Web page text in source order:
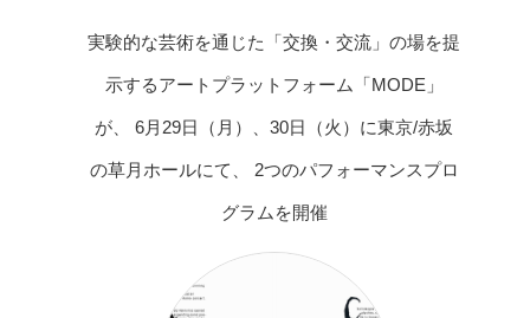
実験的な芸術を通じた「交換・交流」の場を提
示するアートプラットフォーム「MODE」
が、 6月29日（月）、30日（火）に東京/赤坂
の草月ホールにて、 2つのパフォーマンスプロ
グラムを開催